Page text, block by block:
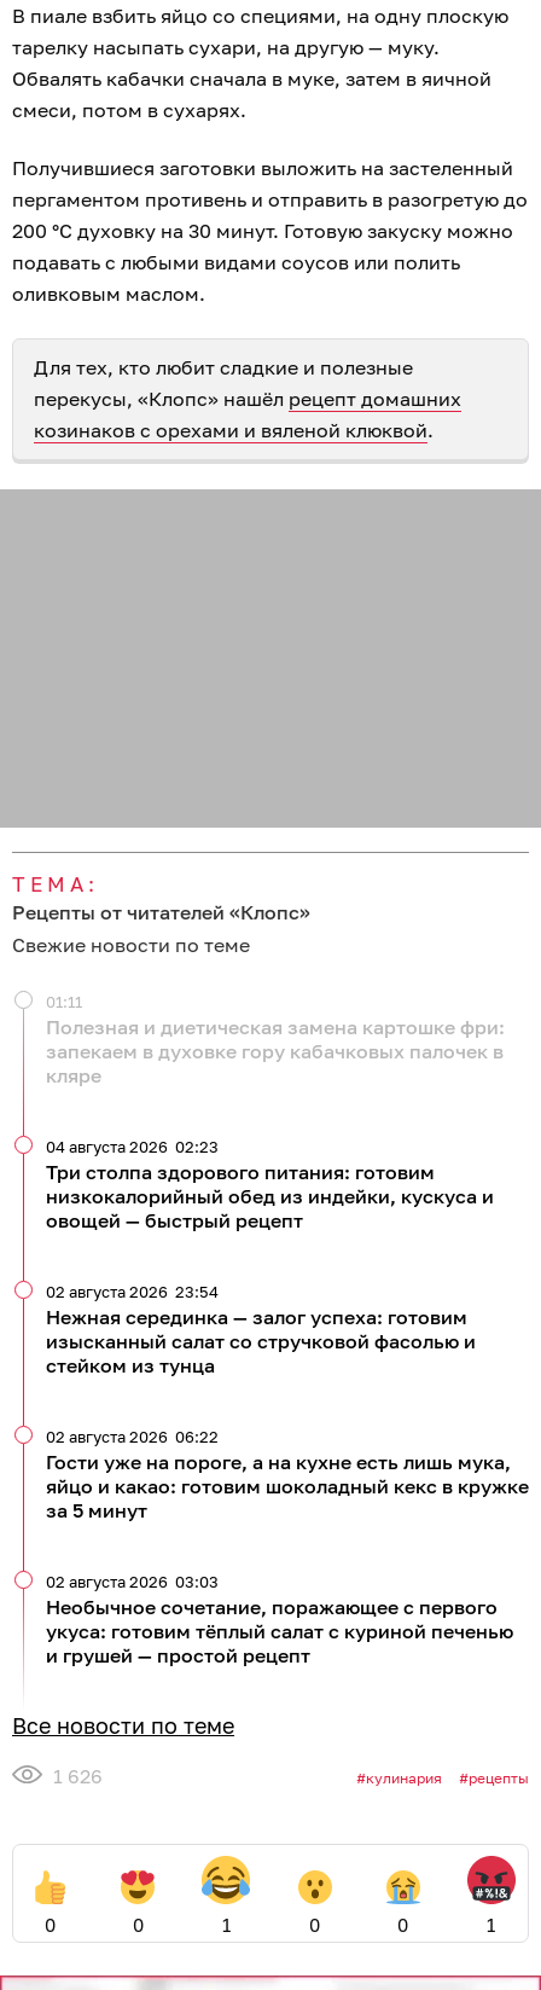
В пиале взбить яйцо со специями, на одну плоскую
тарелку насыпать сухари, на другую — муку.
Обвалять кабачки сначала в муке, затем в яичной
смеси, потом в сухарях.
Получившиеся заготовки выложить на застеленный
пергаментом противень и отправить в разогретую до
200 °С духовку на 30 минут. Готовую закуску можно
подавать с любыми видами соусов или полить
оливковым маслом.
Для тех, кто любит сладкие и полезные
перекусы, «Клопс» нашёл рецепт домашних
козинаков с орехами и вяленой клюквой.
ТЕМА:
Рецепты от читателей «Клопс»
Свежие новости по теме
Полезная и диетическая замена картошке фри:
запекаем в духовке гору кабачковых палочек в
кляре
01:11
Три столпа здорового питания: готовим
низкокалорийный обед из индейки, кускуса и
овощей — быстрый рецепт
04 августа 2026 02:23
Нежная серединка — залог успеха: готовим
изысканный салат со стручковой фасолью и
стейком из тунца
02 августа 2026 23:54
Гости уже на пороге, а на кухне есть лишь мука,
яйцо и какао: готовим шоколадный кекс в кружке
за 5 минут
02 августа 2026 06:22
Необычное сочетание, поражающее с первого
укуса: готовим тёплый салат с куриной печенью
и грушей — простой рецепт
02 августа 2026 03:03
Все новости по теме
1 626 кулинария рецепты
0 0 1 0 0 1